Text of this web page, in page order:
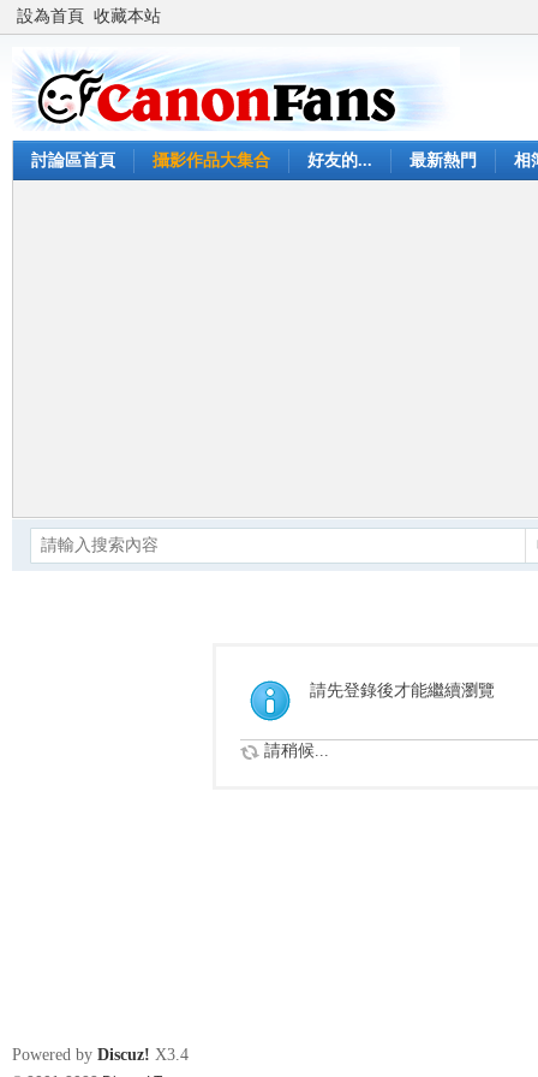
設為首頁 收藏本站
討論區首頁 攝影作品大集合 好友的... 最新熱門 相
請先登錄後才能繼續瀏覽
請稍候...
Powered by Discuz! X3.4